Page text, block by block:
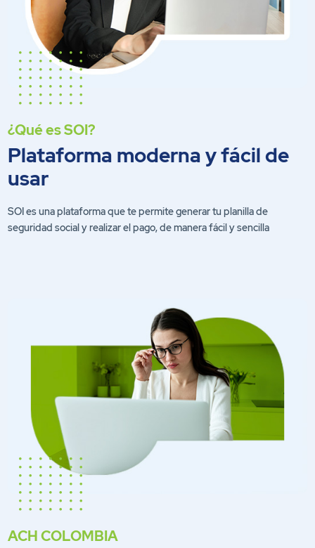
¿Qué es SOI?
Plataforma moderna y fácil de
usar
SOI es una plataforma que te permite generar tu planilla de
seguridad social y realizar el pago, de manera fácil y sencilla
ACH COLOMBIA